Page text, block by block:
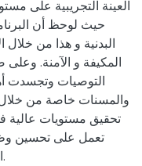
العينة التجريبية على
حيث لوحظ أن
البدنية و هذا من خلال
المكيفة و الآمنة.
التوصيات وتجسدت
والمسنات خاصة من خلال
تحقيق مستويات عالية
تعمل على تحسين
الإعتلال الصحي في هذه المرحلة الحرجة.